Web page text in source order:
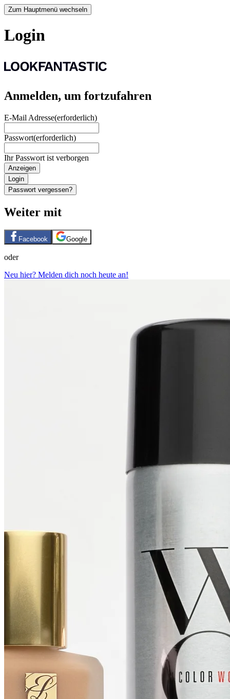
Zum Hauptmenü wechseln
Login
Anmelden, um fortzufahren
E-Mail Adresse(erforderlich)
Passwort(erforderlich)
Ihr Passwort ist verborgen
Anzeigen
Login
Passwort vergessen?
Weiter mit
Facebook Google
oder
Neu hier? Melden dich noch heute an!